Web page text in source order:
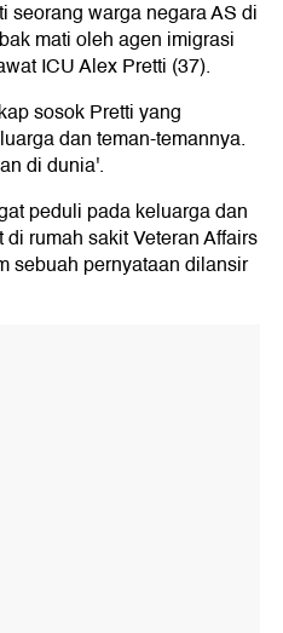
seorang warga negara AS di
mati oleh agen imigrasi
ICU Alex Pretti (37).
sosok Pretti yang
dan teman-temannya.
di dunia'.
peduli pada keluarga dan
rumah sakit Veteran Affairs
sebuah pernyataan dilansir